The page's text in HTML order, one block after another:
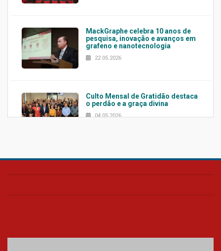
MackGraphe celebra 10 anos de
pesquisa, inovação e avanços em
grafeno e nanotecnologia
22.05.2026
Culto Mensal de Gratidão destaca
o perdão e a graça divina
04.05.2026
Confira como foi o culto mensal